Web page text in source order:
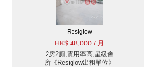
Resiglow
HK$ 48,000 / 月
2房2廁,實用率高,星級會
所《Resiglow出租單位》